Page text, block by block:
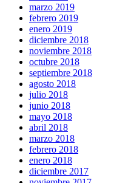
marzo 2019
febrero 2019
enero 2019
diciembre 2018
noviembre 2018
octubre 2018
septiembre 2018
agosto 2018
julio 2018
junio 2018
mayo 2018
abril 2018
marzo 2018
febrero 2018
enero 2018
diciembre 2017